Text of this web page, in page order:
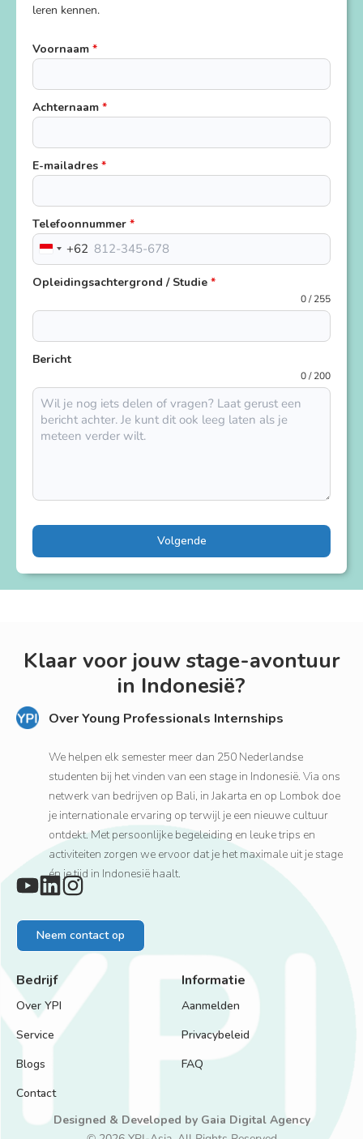
leren kennen.
Voornaam *
Achternaam *
E-mailadres *
Telefoonnummer *
Indonesia
+62
+62
Opleidingsachtergrond / Studie *
0 / 255
Bericht
0 / 200
Volgende
Klaar voor jouw stage-avontuur
in Indonesië?
Over Young Professionals Internships
We helpen elk semester meer dan 250 Nederlandse
studenten bij het vinden van een stage in Indonesië. Via ons
netwerk van bedrijven op Bali, in Jakarta en op Lombok doe
je internationale ervaring op terwijl je een nieuwe cultuur
ontdekt. Met persoonlijke begeleiding en leuke trips en
activiteiten zorgen we ervoor dat je het maximale uit je stage
én je tijd in Indonesië haalt.
Neem contact op
Bedrijf
Over YPI
Service
Blogs
Contact
Informatie
Aanmelden
Privacybeleid
FAQ
Designed & Developed by Gaia Digital Agency